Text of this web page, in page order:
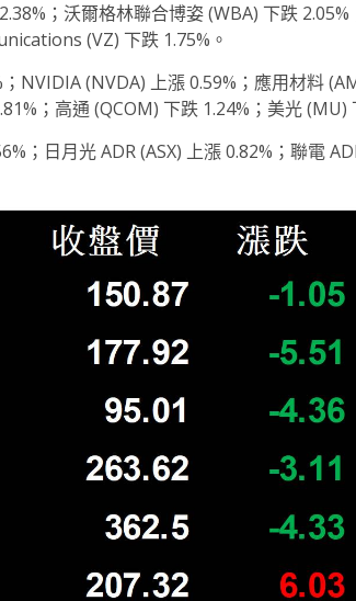
；沃爾格林聯合博姿 (WBA) 下跌
(VZ) 下跌 1.75%。
NVIDIA (NVDA) 上漲 0.59%；應用材料
；高通 (QCOM) 下跌 1.24%；美光 (MU)
；日月光 ADR (ASX) 上漲 0.82%；聯電